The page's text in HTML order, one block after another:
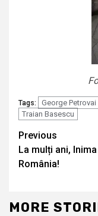
Tags: George Petrovai
Traian Basescu
Continue
Reading
Previous
La mulți ani,
România!
MORE